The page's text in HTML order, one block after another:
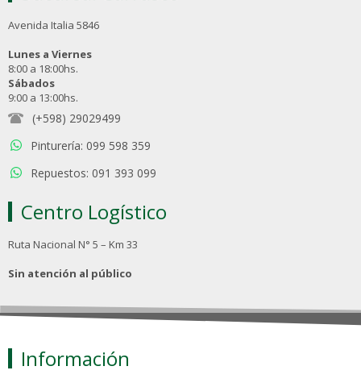
Avenida Italia 5846
Lunes a Viernes
8:00 a 18:00hs.
Sábados
9:00 a 13:00hs.
(+598) 29029499
Pinturería: 099 598 359
Repuestos: 091 393 099
Centro Logístico
Ruta Nacional N° 5 – Km 33
Sin atención al público
Información